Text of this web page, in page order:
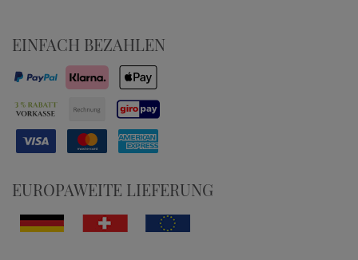
EINFACH BEZAHLEN
EUROPAWEITE LIEFERUNG